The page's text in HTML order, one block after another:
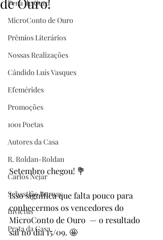
Pena de Ouro
MicroConto de Ouro
Prêmios Literários
Nossas Realizações
Cândido Luís Vasques
Efemérides
Promoções
1001 Poetas
Autores da Casa
R. Roldan-Roldan
Carlos Nejar
Sebastião Burnay
Invictus
Prata da Casa
Setembro chegou! 💐
Isso significa que falta pouco para
conhecermos os vencedores do
MicroConto de Ouro  — o resultado
sai no dia 15/09. 🤩